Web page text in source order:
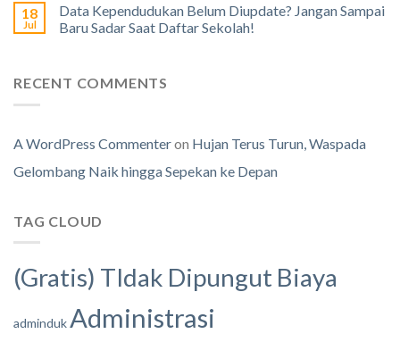
18
Jul
Data Kependudukan Belum Diupdate? Jangan Sampai
Baru Sadar Saat Daftar Sekolah!
RECENT COMMENTS
A WordPress Commenteron Hujan Terus Turun, Waspada
Gelombang Naik hingga Sepekan ke Depan
TAG CLOUD
(Gratis) TIdak Dipungut Biaya
admindukAdministrasi